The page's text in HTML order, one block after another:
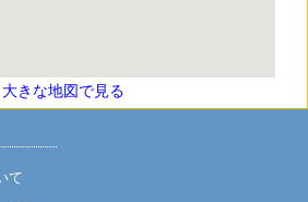
大きな地図で見る
て